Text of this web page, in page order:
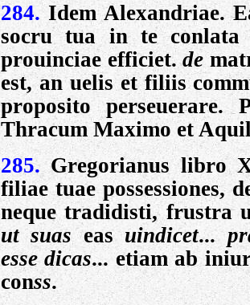
284. Idem Alexandriae.
socru tua in te conlata
prouinciae efficiet.de
est, an uelis et filiis
proposito
Thracum Maximo et
285.Gregorianus libro
filiae tuae possessiones,
neque tradidisti, frustra
ut suaseas uindicet...
esse dicas... etiam ab
conss.